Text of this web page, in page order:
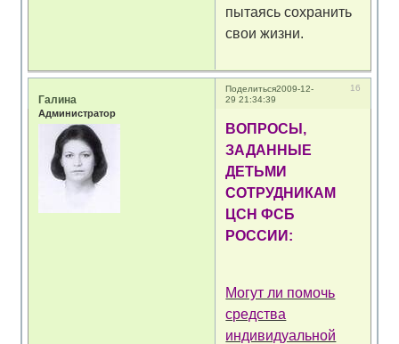
пытаясь сохранить
свои жизни.
Поделиться 16
2009-12-
29 21:34:39
Галина
Администратор
ВОПРОСЫ,
ЗАДАННЫЕ
ДЕТЬМИ
СОТРУДНИКАМ
ЦСН ФСБ
РОССИИ:
Могут ли помочь
средства
индивидуальной